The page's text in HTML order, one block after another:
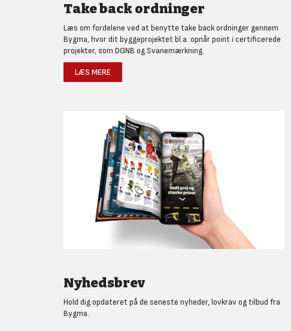
Take back ordninger
Læs om fordelene ved at benytte take back ordninger gennem
Bygma, hvor dit byggeprojektet bl.a. opnår point i certificerede
projekter, som DGNB og Svanemærkning.
LÆS MERE
Nyhedsbrev
Hold dig opdateret på de seneste nyheder, lovkrav og tilbud fra
Bygma.